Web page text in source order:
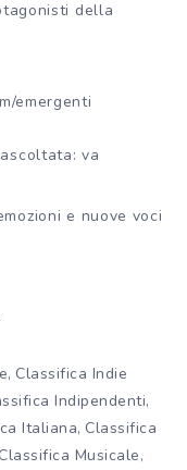
della
emergenti
va
e nuove voci
, Classifica Indie
Indipendenti,
Italiana, Classifica
Classifica Musicale,